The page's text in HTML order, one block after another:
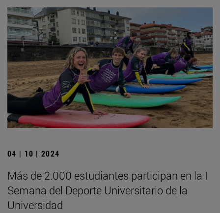
04 | 10 | 2024
Más de 2.000 estudiantes participan en la I
Semana del Deporte Universitario de la
Universidad